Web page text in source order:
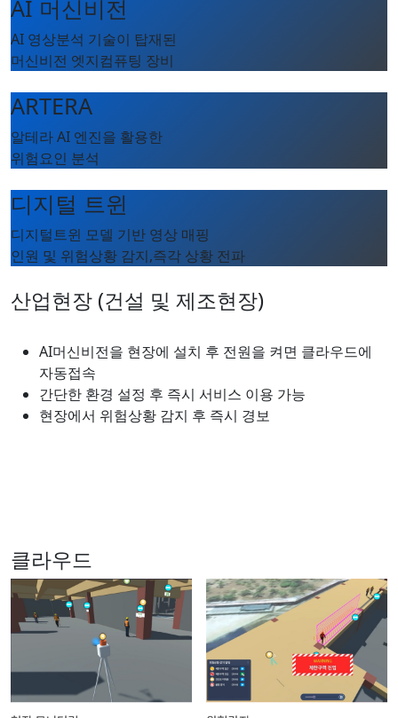
AI 머신비전
AI 영상분석 기술이 탑재된
머신비전 엣지컴퓨팅 장비
ARTERA
알테라 AI 엔진을 활용한
위험요인 분석
디지털 트윈
디지털트윈 모델 기반 영상 매핑
인원 및 위험상황 감지,즉각 상황 전파
산업현장 (건설 및 제조현장)
AI머신비전을 현장에 설치 후 전원을 켜면 클라우드에
자동접속
간단한 환경 설정 후 즉시 서비스 이용 가능
현장에서 위험상황 감지 후 즉시 경보
클라우드